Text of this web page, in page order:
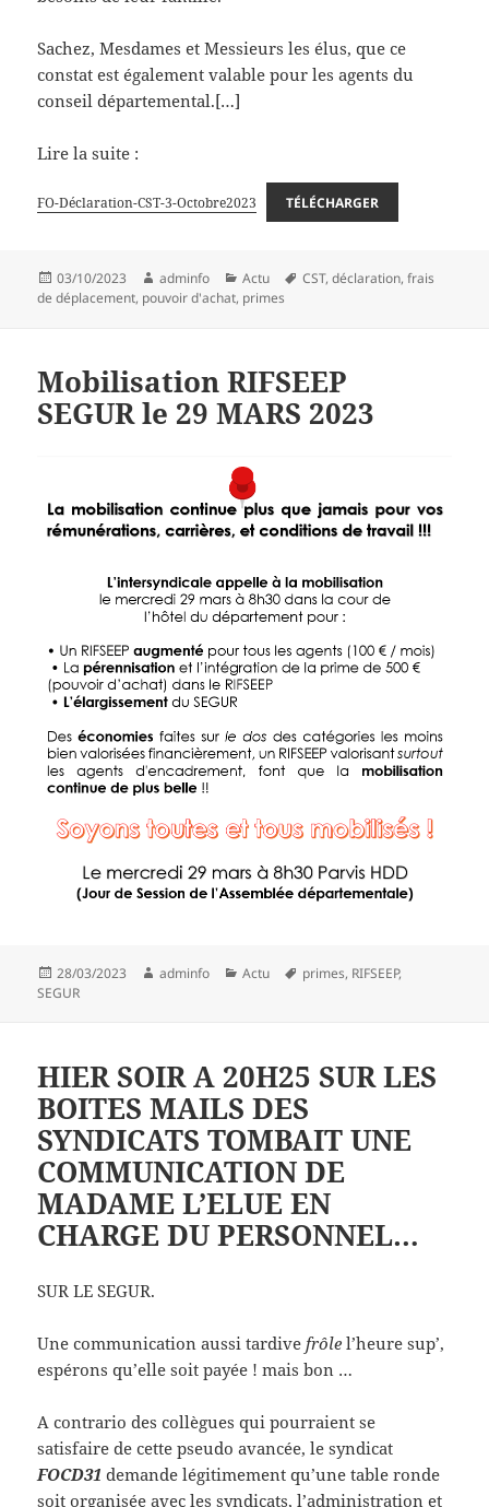
Sachez, Mesdames et Messieurs les élus, que ce
constat est également valable pour les agents du
conseil départemental.[…]
Lire la suite :
FO-Déclaration-CST-3-Octobre2023 TÉLÉCHARGER
Publié
le
03/10/2023 Auteur
adminfo Catégories
Actu
Mots-
CST,déclaration,frais
de déplacement, pouvoir d'achat, primes
Mobilisation RIFSEEP
SEGUR le 29 MARS 2023
Publié
le
28/03/2023 Auteur
adminfo Catégories
Actu
Mots-
primes, RIFSEEP,
SEGUR
HIER SOIR A 20H25 SUR LES
BOITES MAILS DES
SYNDICATS TOMBAIT UNE
COMMUNICATION DE
MADAME L’ELUE EN
CHARGE DU PERSONNEL…
SUR LE SEGUR.
Une communication aussi tardive frôle l’heure sup’,
espérons qu’elle soit payée ! mais bon …
A contrario des collègues qui pourraient se
satisfaire de cette pseudo avancée, le syndicat
FOCD31 demande légitimement qu’une table ronde
soit organisée avec les syndicats, l’administration et